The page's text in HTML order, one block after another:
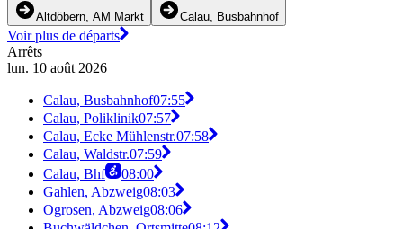
Altdöbern, AM Markt Calau, Busbahnhof
Voir plus de départs
Arrêts
lun. 10 août 2026
Calau, Busbahnhof07:55
Calau, Poliklinik07:57
Calau, Ecke Mühlenstr.07:58
Calau, Waldstr.07:59
Calau, Bhf
08:00
Gahlen, Abzweig08:03
Ogrosen, Abzweig08:06